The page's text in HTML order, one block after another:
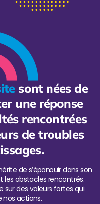
sont nées de
une réponse
rencontrées
de troubles
de s’épanouir dans son
les obstacles rencontrés.
sur des valeurs fortes qui
nos actions.